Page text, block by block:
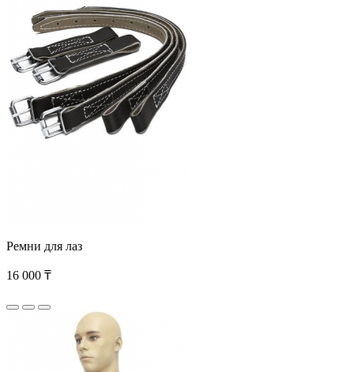
Ремни для лаз
16 000 ₸